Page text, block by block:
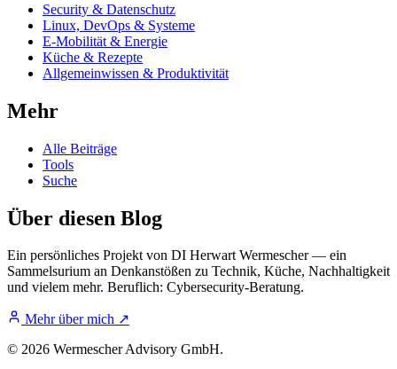
Security & Datenschutz
Linux, DevOps & Systeme
E-Mobilität & Energie
Küche & Rezepte
Allgemeinwissen & Produktivität
Mehr
Alle Beiträge
Tools
Suche
Über diesen Blog
Ein persönliches Projekt von DI Herwart Wermescher — ein
Sammelsurium an Denkanstößen zu Technik, Küche, Nachhaltigkeit
und vielem mehr. Beruflich: Cybersecurity-Beratung.
Mehr über mich ↗
© 2026 Wermescher Advisory GmbH.